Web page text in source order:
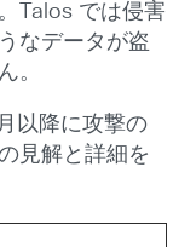
Talos では侵害
なデータが盗
。
以降に攻撃の
見解と詳細を